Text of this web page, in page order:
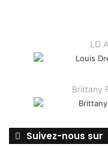
LD
Brittany
Suivez-nous sur